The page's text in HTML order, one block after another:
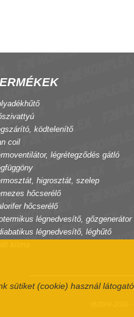
sütiket (cookie) használ
ködtelenítő
coil
légrétegződés gátló
higrosztát, szelep
hőcserélő
hőcserélő
légnedvesítő, gőzgenerátor
légnedvesítő, léghűtő